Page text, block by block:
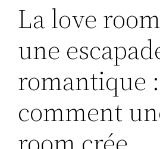
La love
une
romantique :
comment